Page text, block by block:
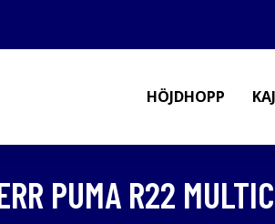
HÖJDHOPP
PUMA R22